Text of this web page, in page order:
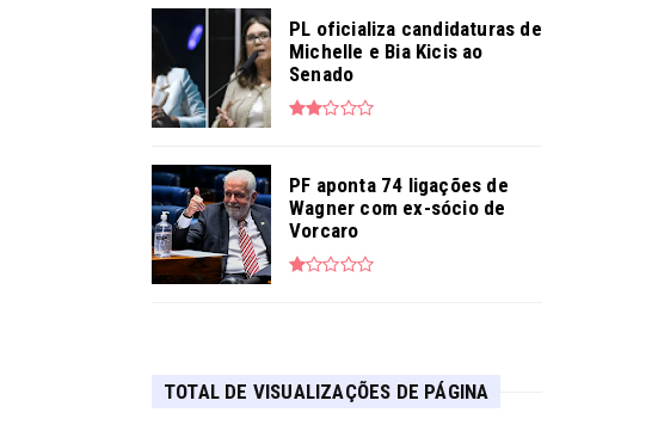
PL oficializa candidaturas de
Michelle e Bia Kicis ao
Senado
PF aponta 74 ligações de
Wagner com ex-sócio de
Vorcaro
TOTAL DE VISUALIZAÇÕES DE PÁGINA